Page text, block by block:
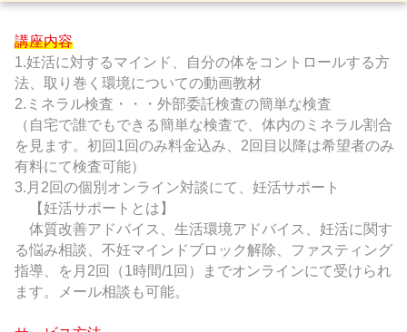
講座内容
1.妊活に対するマインド、自分の体をコントロールする方
法、取り巻く環境についての動画教材
2.ミネラル検査・・・外部委託検査の簡単な検査
（自宅で誰でもできる簡単な検査で、体内のミネラル割合
を見ます。初回1回のみ料金込み、2回目以降は希望者のみ
有料にて検査可能）
3.月2回の個別オンライン対談にて、妊活サポート
【妊活サポートとは】
体質改善アドバイス、生活環境アドバイス、妊活に関す
る悩み相談、不妊マインドブロック解除、ファスティング
指導、を月2回（1時間/1回）までオンラインにて受けられ
ます。メール相談も可能。